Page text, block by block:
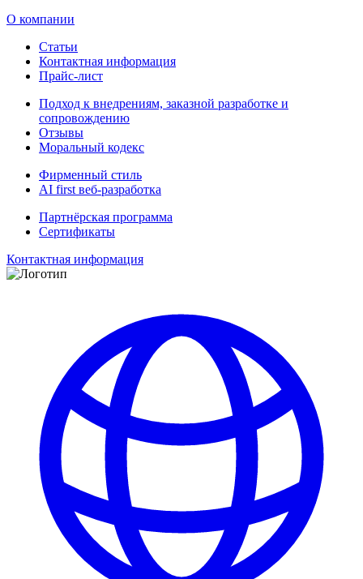
О компании
Статьи
Контактная информация
Прайс-лист
Подход к внедрениям, заказной разработке и
сопровождению
Отзывы
Моральный кодекс
Фирменный стиль
AI first веб-разработка
Партнёрская программа
Сертификаты
Контактная информация